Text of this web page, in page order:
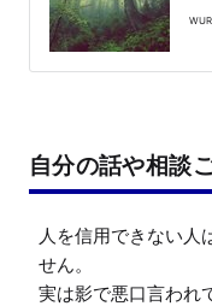
自分の話や相談
人を信用できない人
せん。
実は影で悪口言われ